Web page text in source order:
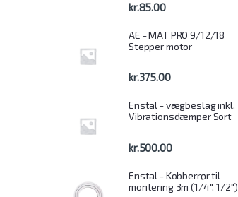
kr.85.00
AE - MAT PRO 9/12/18
Stepper motor
kr.375.00
Enstal - vægbeslag inkl.
Vibrationsdæmper Sort
kr.500.00
Enstal - Kobberrør til
montering 3m (1/4", 1/2")